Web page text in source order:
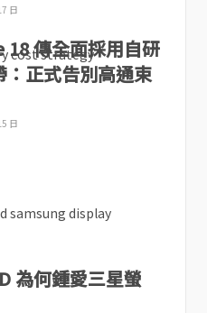
日
18 傳全面採用自研
：正式告別高通束
日
為何鍾愛三星螢